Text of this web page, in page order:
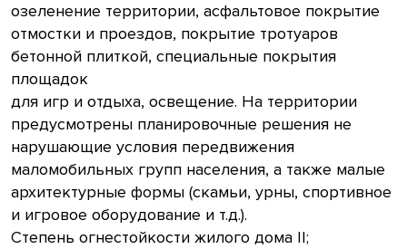
озеленение территории, асфальтовое покрытие
отмостки и проездов, покрытие тротуаров
бетонной плиткой, специальные покрытия
площадок
для игр и отдыха, освещение. На территории
предусмотрены планировочные решения не
нарушающие условия передвижения
маломобильных групп населения, а также малые
архитектурные формы (скамьи, урны, спортивное
и игровое оборудование и т.д.).
Степень огнестойкости жилого дома II;